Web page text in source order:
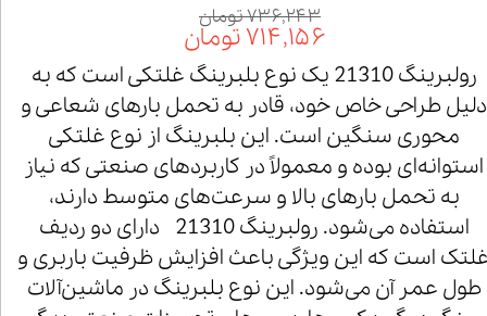
۷۳۶,۲۴۳ تومان
۷۱۴,۱۵۶ تومان
رولبرینگ 21310 یک نوع بلبرینگ غلتکی است که به
دلیل طراحی خاص خود، قادر به تحمل بارهای شعاعی و
محوری سنگین است. این بلبرینگ از نوع غلتکی
استوانه‌ای بوده و معمولاً در کاربردهای صنعتی که نیاز
به تحمل بارهای بالا و سرعت‌های متوسط دارند،
استفاده می‌شود. رولبرینگ 21310 دارای دو ردیف
است که این ویژگی باعث افزایش ظرفیت باربری و
طول عمر آن می‌شود. این نوع بلبرینگ در ماشین‌آلات